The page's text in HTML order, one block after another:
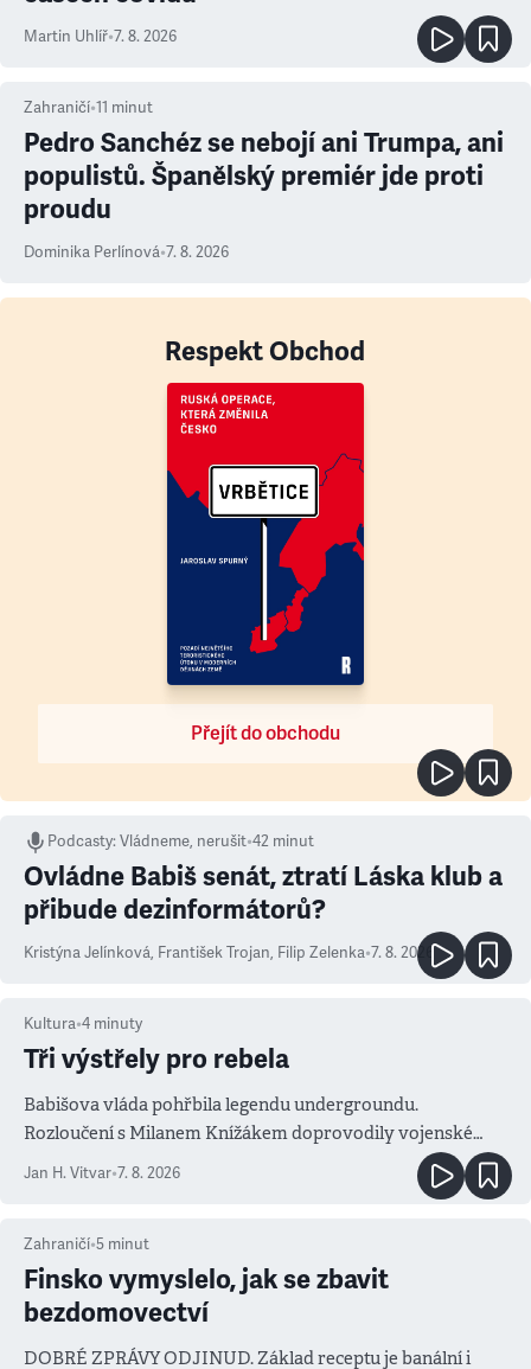
Martin Uhlíř•7. 8. 2026
Zahraničí•11 minut
Pedro Sanchéz se nebojí ani Trumpa, ani
populistů. Španělský premiér jde proti
proudu
Dominika Perlínová•7. 8. 2026
Respekt Obchod
Přejít do obchodu
Podcasty:Vládneme, nerušit•42 minut
Ovládne Babiš senát, ztratí Láska klub a
přibude dezinformátorů?
Kristýna Jelínková, František Trojan, Filip Zelenka•7. 8. 2026
Kultura•4 minuty
Tři výstřely pro rebela
Babišova vláda pohřbila legendu undergroundu.
Rozloučení s Milanem Knížákem doprovodily vojenské
salvy i kritika pokrokářů
Jan H. Vitvar•7. 8. 2026
Zahraničí•5 minut
Finsko vymyslelo, jak se zbavit
bezdomovectví
DOBRÉ ZPRÁVY ODJINUD. Základ receptu je banální i